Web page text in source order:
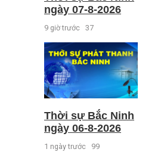
ngày 07-8-2026
9 giờ trước 37
Thời sự Bắc Ninh
ngày 06-8-2026
1 ngày trước 99